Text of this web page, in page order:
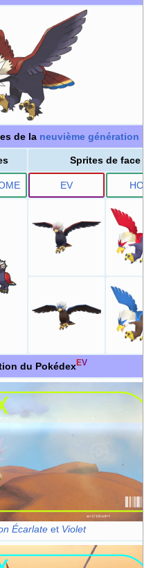
de la neuvième génération
Sprites de face
EV HOME
du PokédexEV
Écarlateet Violet